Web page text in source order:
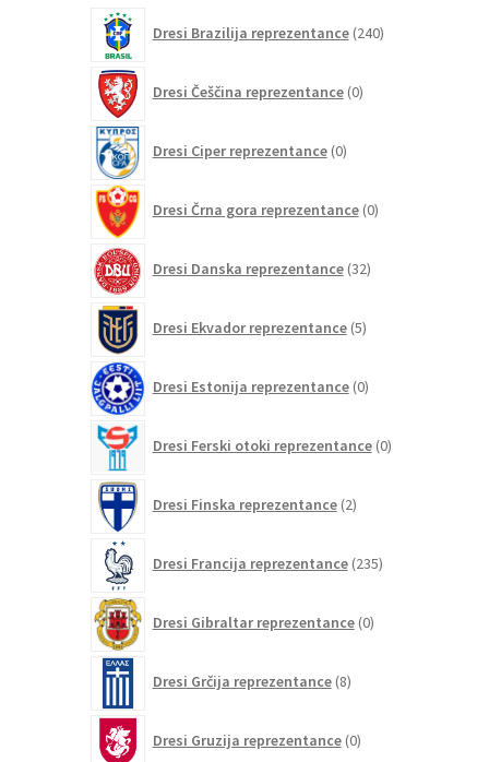
Dresi Brazilija reprezentance 240izdelkov
Dresi Češčina reprezentance 0izdelkov
Dresi Ciper reprezentance 0izdelkov
Dresi Črna gora reprezentance 0izdelkov
Dresi Danska reprezentance 32izdelkov
Dresi Ekvador reprezentance 5izdelkov
Dresi Estonija reprezentance 0izdelkov
Dresi Ferski otoki reprezentance 0izdelkov
Dresi Finska reprezentance 2izdelka
Dresi Francija reprezentance 235izdelkov
Dresi Gibraltar reprezentance 0izdelkov
Dresi Grčija reprezentance 8izdelkov
Dresi Gruzija reprezentance 0izdelkov